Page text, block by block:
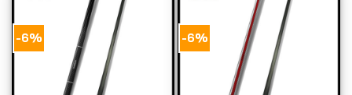
-6% -6%